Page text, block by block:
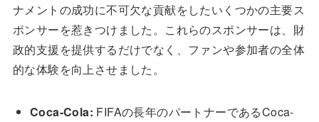
ナメントの成功に不可欠な貢献をしたいくつかの主要ス
ポンサーを惹きつけました。これらのスポンサーは、財
政的支援を提供するだけでなく、ファンや参加者の全体
的な体験を向上させました。
Coca-Cola: FIFAの長年のパートナーであるCoca-